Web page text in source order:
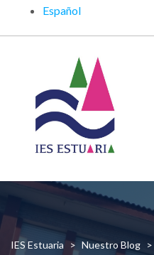
Español
IES Estuaria > Nuestro Blog >